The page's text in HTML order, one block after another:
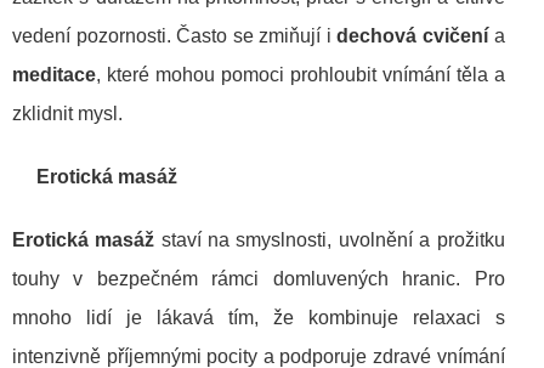
vedení pozornosti. Často se zmiňují idechová cvičení a
meditace, které mohou pomoci prohloubit vnímání těla a
zklidnit mysl.
Erotická masáž
Erotická masáž staví na smyslnosti, uvolnění a prožitku
touhy v bezpečném rámci domluvených hranic. Pro
mnoho lidí je lákavá tím, že kombinuje relaxaci s
intenzivně příjemnými pocity a podporuje zdravé vnímání